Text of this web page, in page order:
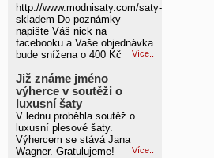
http://www.modnisaty.com/saty-
skladem Do poznámky
napište Váš nick na
facebooku a Vaše objednávka
bude snížena o 400 Kč
Více..
Již známe jméno
výherce v soutěži o
luxusní šaty
V lednu proběhla soutěž o
luxusní plesové šaty.
Výhercem se stává Jana
Wagner. Gratulujeme!
Více..